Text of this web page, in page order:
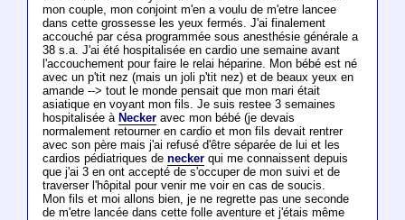
mon couple, mon conjoint m'en a voulu de m'etre lancee
dans cette grossesse les yeux fermés. J'ai finalement
accouché par césa programmée sous anesthésie générale a
38 s.a. J'ai été hospitalisée en cardio une semaine avant
l'accouchement pour faire le relai héparine. Mon bébé est né
avec un p'tit nez (mais un joli p'tit nez) et de beaux yeux en
amande --> tout le monde pensait que mon mari était
asiatique en voyant mon fils. Je suis restee 3 semaines
hospitalisée à Neckeravec mon bébé (je devais
normalement retourner en cardio et mon fils devait rentrer
avec son père mais j'ai refusé d'être séparée de lui et les
cardios pédiatriques de neckerqui me connaissent depuis
que j'ai 3 en ont accepté de s'occuper de mon suivi et de
traverser l'hôpital pour venir me voir en cas de soucis.
Mon fils et moi allons bien, je ne regrette pas une seconde
de m'etre lancée dans cette folle aventure et j'étais même